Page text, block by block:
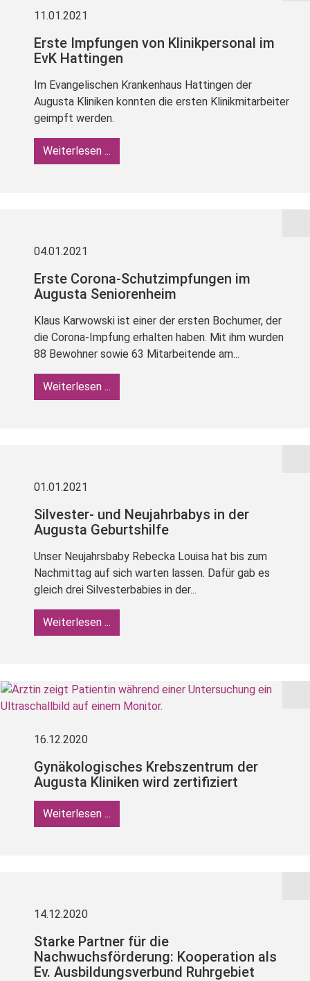
11.01.2021
Erste Impfungen von Klinikpersonal im
EvK Hattingen
Im Evangelischen Krankenhaus Hattingen der
Augusta Kliniken konnten die ersten Klinikmitarbeiter
geimpft werden.
Weiterlesen ...
04.01.2021
Erste Corona-Schutzimpfungen im
Augusta Seniorenheim
Klaus Karwowski ist einer der ersten Bochumer, der
die Corona-Impfung erhalten haben. Mit ihm wurden
88 Bewohner sowie 63 Mitarbeitende am...
Weiterlesen ...
01.01.2021
Silvester- und Neujahrbabys in der
Augusta Geburtshilfe
Unser Neujahrsbaby Rebecka Louisa hat bis zum
Nachmittag auf sich warten lassen. Dafür gab es
gleich drei Silvesterbabies in der...
Weiterlesen ...
16.12.2020
Gynäkologisches Krebszentrum der
Augusta Kliniken wird zertifiziert
Weiterlesen ...
14.12.2020
Starke Partner für die
Nachwuchsförderung: Kooperation als
Ev. Ausbildungsverbund Ruhrgebiet